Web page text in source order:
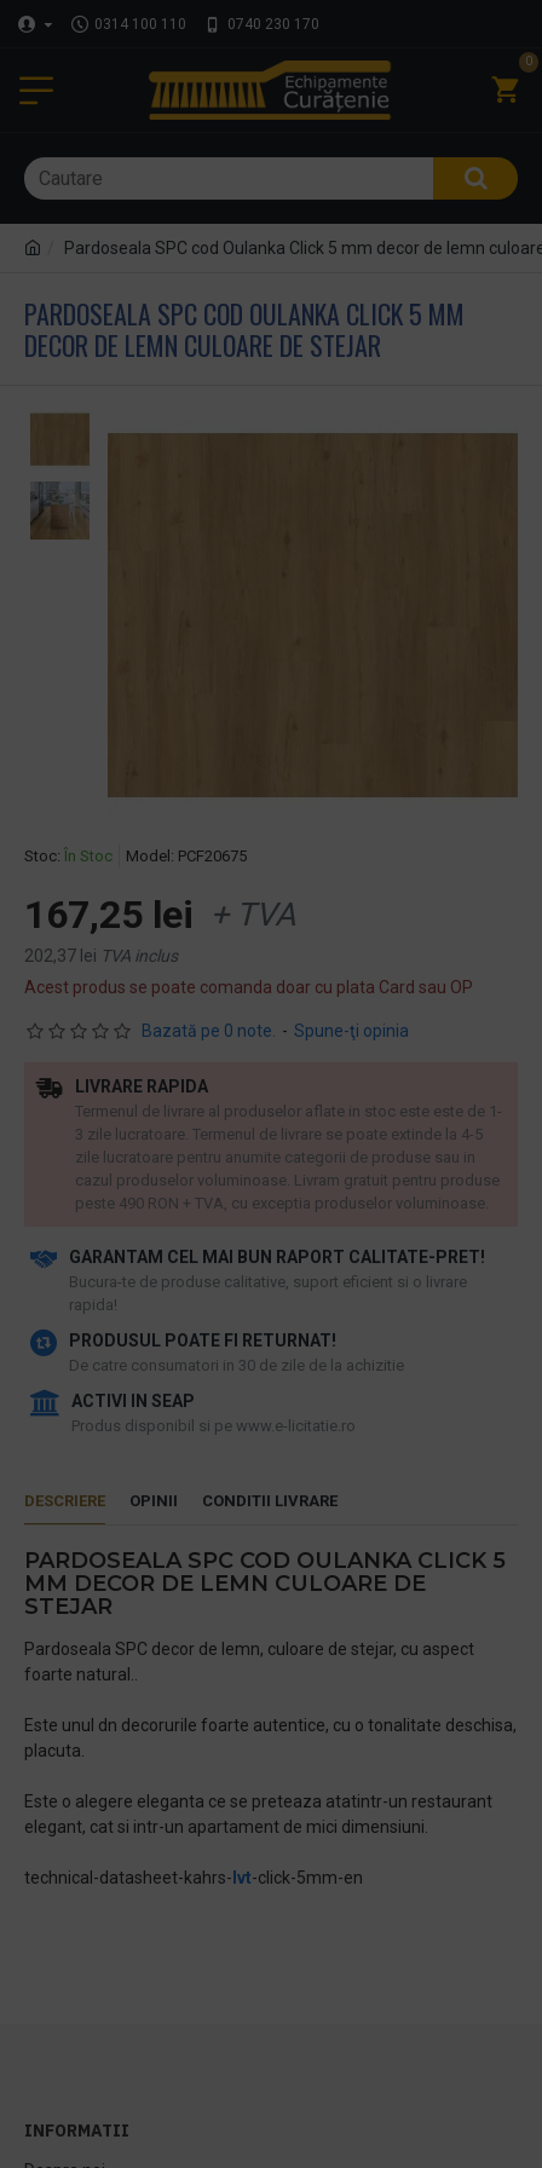
0314 100 110 0740 230 170
0
Pardoseala SPC cod Oulanka Click 5 mm decor de lemn
PARDOSEALA SPC COD OULANKA CLICK 5 MM
DECOR DE LEMN CULOARE DE STEJAR
Stoc: În Stoc Model: PCF20675
Bazată pe 0 note. - Spune-ţi opinia
167,25 lei + TVA
202,37 lei TVA inclus
Acest produs se poate comanda doar cu plata Card sau OP
GARANTAM CEL MAI BUN RAPORT CALITATE-PRET!
​Bucura-te de produse calitative, suport eficient si o livrare
rapida!
PRODUSUL POATE FI RETURNAT!
De catre consumatori in 30 de zile de la achizitie
ACTIVI IN SEAP
Produs disponibil si pe www.e-licitatie.ro
LIVRARE RAPIDA
Termenul de livrare al produselor aflate in stoc este este de 1-
3 zile lucratoare. Termenul de livrare se poate extinde la 4-5
zile lucratoare pentru anumite categorii de produse sau in
cazul produselor voluminoase. Livram gratuit pentru produse
peste 490 RON + TVA, cu exceptia produselor voluminoase.
DESCRIERE OPINII CONDITII LIVRARE
PARDOSEALA SPC COD OULANKA CLICK 5
MM DECOR DE LEMN CULOARE DE
STEJAR
Pardoseala SPC decor de lemn, culoare de stejar, cu aspect
foarte natural..
Este unul dn decorurile foarte autentice, cu o tonalitate deschisa,
placuta.
Este o alegere eleganta ce se preteaza atatintr-un restaurant
elegant, cat si intr-un apartament de mici dimensiuni.
technical-datasheet-kahrs- lvt-click-5mm-en
INFORMATII